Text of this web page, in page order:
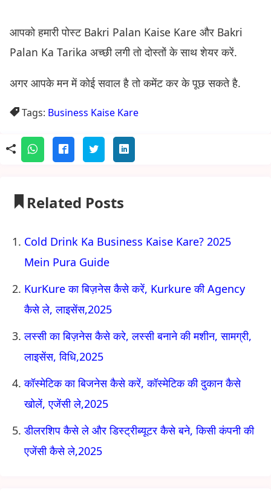
आपको हमारी पोस्ट Bakri Palan Kaise Kare और Bakri
Palan Ka Tarika अच्छी लगी तो दोस्तों के साथ शेयर करें.
अगर आपके मन में कोई सवाल है तो कमेंट कर के पूछ सकते है.
Tags: Business Kaise Kare
Related Posts
Cold Drink Ka Business Kaise Kare? 2025
Mein Pura Guide
KurKure का बिज़नेस कैसे करें, Kurkure की Agency
कैसे ले, लाइसेंस,2025
लस्सी का बिज़नेस कैसे करे, लस्सी बनाने की मशीन, सामग्री,
लाइसेंस, विधि,2025
कॉस्मेटिक का बिजनेस कैसे करें, कॉस्मेटिक की दुकान कैसे
खोलें, एजेंसी ले,2025
डीलरशिप कैसे ले और डिस्ट्रीब्यूटर कैसे बने, किसी कंपनी की
एजेंसी कैसे ले,2025